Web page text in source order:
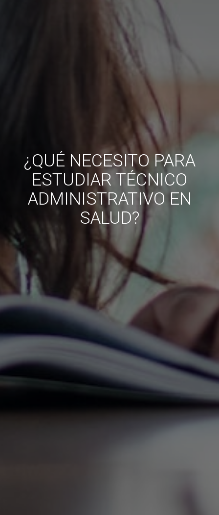
¿QUÉ NECESITO PARA
ESTUDIAR TÉCNICO
ADMINISTRATIVO EN
SALUD?